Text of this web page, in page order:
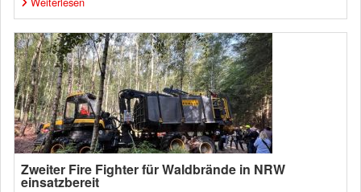
Zweiter Fire Fighter für Waldbrände in NRW
einsatzbereit